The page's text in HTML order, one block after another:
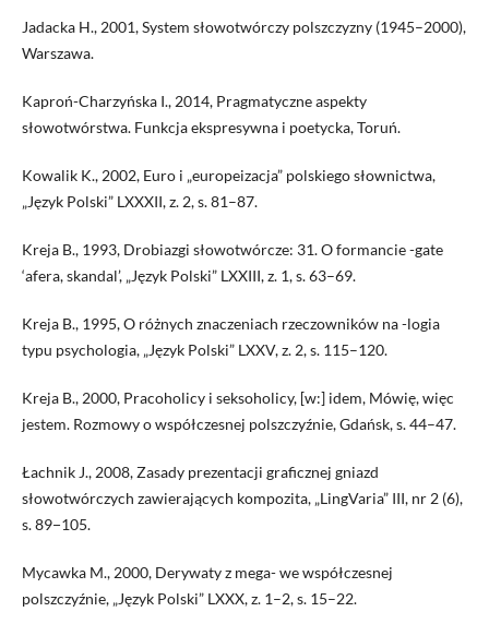
Jadacka H., 2001, System słowotwórczy polszczyzny (1945–2000),
Warszawa.
Kaproń-Charzyńska I., 2014, Pragmatyczne aspekty
słowotwórstwa. Funkcja ekspresywna i poetycka, Toruń.
Kowalik K., 2002, Euro i „europeizacja” polskiego słownictwa,
„Język Polski” LXXXII, z. 2, s. 81–87.
Kreja B., 1993, Drobiazgi słowotwórcze: 31. O formancie -gate
‘afera, skandal’, „Język Polski” LXXIII, z. 1, s. 63–69.
Kreja B., 1995, O różnych znaczeniach rzeczowników na -logia
typu psychologia, „Język Polski” LXXV, z. 2, s. 115–120.
Kreja B., 2000, Pracoholicy i seksoholicy, [w:] idem, Mówię, więc
jestem. Rozmowy o współczesnej polszczyźnie, Gdańsk, s. 44–47.
Łachnik J., 2008, Zasady prezentacji graficznej gniazd
słowotwórczych zawierających kompozita, „LingVaria” III, nr 2 (6),
s. 89−105.
Mycawka M., 2000, Derywaty z mega- we współczesnej
polszczyźnie, „Język Polski” LXXX, z. 1–2, s. 15–22.